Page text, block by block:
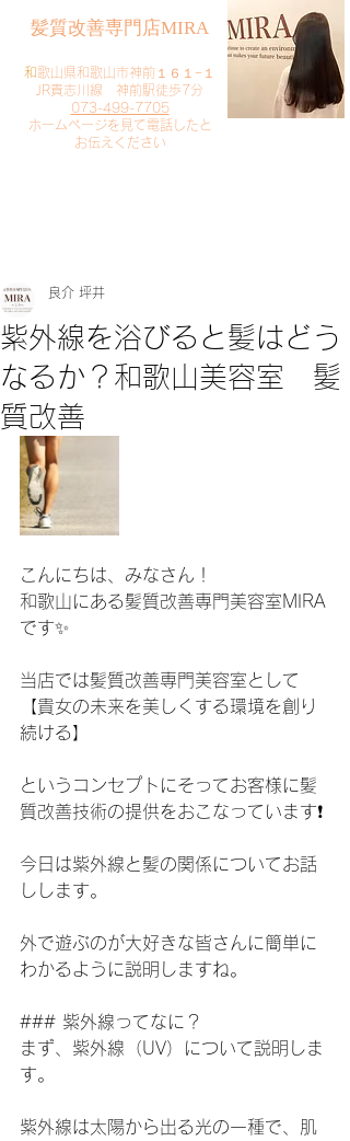
​髪質改善専門店MIRA
​和歌山県和歌山市神前１６１−１
JR貴志川線 神前駅徒歩7分
073-499-7705
​ホームページを見て電話したと
お伝えください
紫外線を浴びると髪はどう
なるか？和歌山美容室 髪
質改善
良介 坪井
こんにちは、みなさん！
和歌山にある髪質改善専門美容室MIRA
です✨
当店では髪質改善専門美容室として
【貴女の未来を美しくする環境を創り
続ける】
というコンセプトにそってお客様に髪
質改善技術の提供をおこなっています❗️
今日は紫外線と髪の関係についてお話
しします。
外で遊ぶのが大好きな皆さんに簡単に
わかるように説明しますね。
### 紫外線ってなに？
まず、紫外線（UV）について説明しま
す。
紫外線は太陽から出る光の一種で、肌